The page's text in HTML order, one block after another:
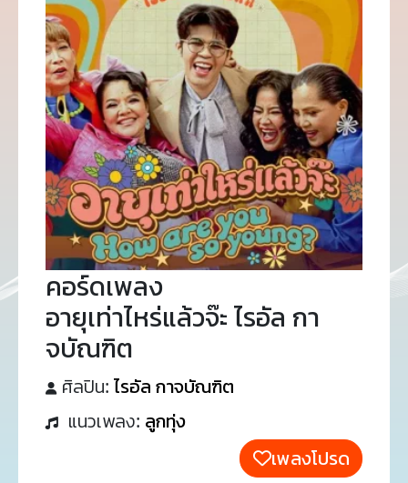
คอร์ดเพลง
อายุเท่าไหร่แล้วจ๊ะ ไรอัล กา
จบัณฑิต
ศิลปิน: ไรอัล กาจบัณฑิต
แนวเพลง: ลูกทุ่ง
เพลงโปรด